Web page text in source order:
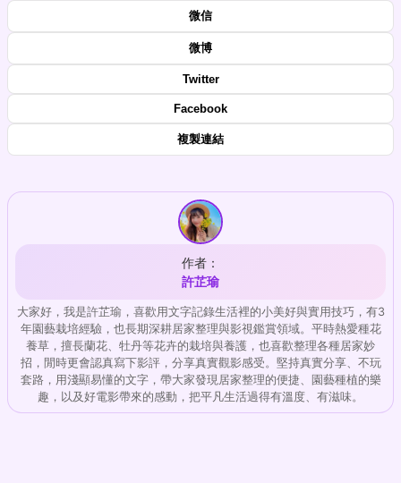
微信
微博
Twitter
Facebook
複製連結
作者：
許芷瑜
大家好，我是許芷瑜，喜歡用文字記錄生活裡的小美好與實用技巧，有3
年園藝栽培經驗，也長期深耕居家整理與影視鑑賞領域。平時熱愛種花
養草，擅長蘭花、牡丹等花卉的栽培與養護，也喜歡整理各種居家妙
招，閒時更會認真寫下影評，分享真實觀影感受。堅持真實分享、不玩
套路，用淺顯易懂的文字，帶大家發現居家整理的便捷、園藝種植的樂
趣，以及好電影帶來的感動，把平凡生活過得有溫度、有滋味。